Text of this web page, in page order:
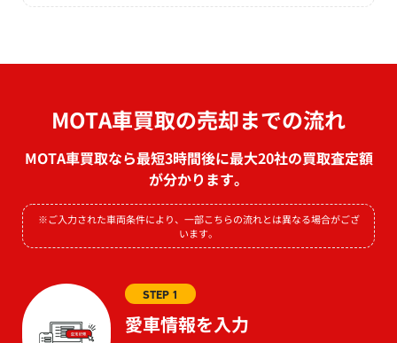
MOTA車買取の売却までの流れ
MOTA車買取なら最短3時間後に最大20社の買取査定額
が分かります。
※ご入力された車両条件により、一部こちらの流れとは異なる場合がござ
います。
STEP 1
愛車情報を入力